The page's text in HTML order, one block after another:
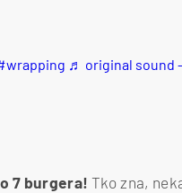
♬ original sound
7 burgera! Tko zna,